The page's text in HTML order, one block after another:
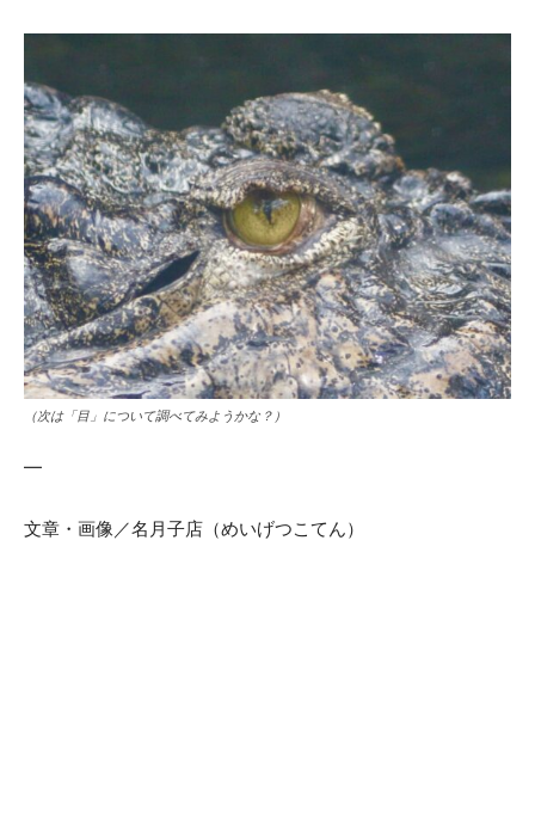
（次は「目」について調べてみようかな？）
—
文章・画像／名月子店（めいげつこてん）